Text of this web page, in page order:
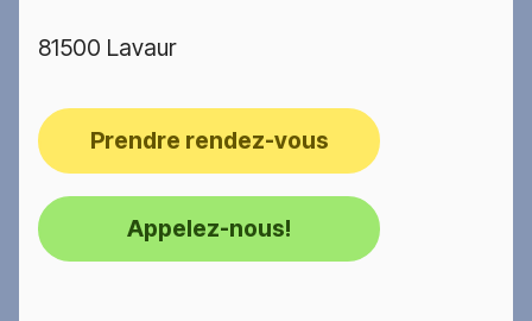
81500 Lavaur
Prendre rendez-vous
Appelez-nous!